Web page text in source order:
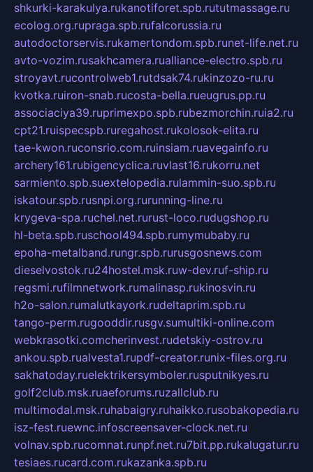
shkurki-karakulya.rukanotiforet.spb.rututmassage.ru
ecolog.org.rupraga.spb.rufalcorussia.ru
autodoctorservis.rukamertondom.spb.runet-life.net.ru
avto-vozim.rusakhcamera.rualliance-electro.spb.ru
stroyavt.rucontrolweb1.rutdsak74.rukinzozo-ru.ru
kvotka.ruiron-snab.rucosta-bella.rueugrus.pp.ru
associaciya39.ruprimexpo.spb.rubezmorchin.ruia2.ru
cpt21.ruispecspb.ruregahost.rukolosok-elita.ru
tae-kwon.ruconsrio.com.ruinsiam.ruavegainfo.ru
archery161.rubigencyclica.ruvlast16.rukorru.net
sarmiento.spb.suextelopedia.rulammin-suo.spb.ru
iskatour.spb.rusnpi.org.rurunning-line.ru
krygeva-spa.ruchel.net.rurust-loco.rudugshop.ru
hl-beta.spb.ruschool494.spb.rumymubaby.ru
epoha-metalband.rungr.spb.rurusgosnews.com
dieselvostok.ru24hostel.msk.ruw-dev.ruf-ship.ru
regsmi.rufilmnetwork.rumalinasp.rukinosvin.ru
h2o-salon.rumalutkayork.rudeltaprim.spb.ru
tango-perm.rugooddir.rusgv.sumultiki-online.com
webkrasotki.comcherinvest.rudetskiy-ostrov.ru
ankou.spb.rualvesta1.rupdf-creator.runix-files.org.ru
sakhatoday.ruelektrikersymboler.rusputnikyes.ru
golf2club.msk.ruaeforums.ruzallclub.ru
multimodal.msk.ruhabaigry.ruhaikko.rusobakopedia.ru
isz-fest.ruewnc.infoscreensaver-clock.net.ru
volnav.spb.rucomnat.runpf.net.ru7bit.pp.rukalugatur.ru
tesiaes.rucard.com.rukazanka.spb.ru